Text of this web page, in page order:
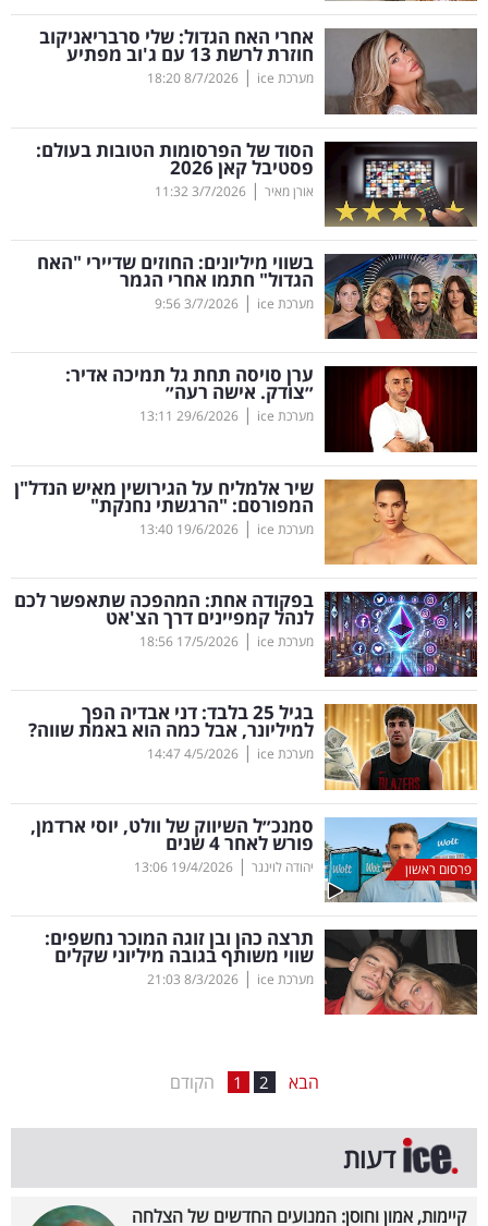
שיווק
ופרסום
משפט
מדדים
ומחקרים
דעות
רכילות
עסקית
קריפטו
ויראלי
טלוויזיה
עסקי
ספורט
קריירה
ולימודים
מינויים
רייטינג
רכב
בריאות
תרבות
ופנאי
תיירות
המילון
הכלכלי
פודקאסט
אחרי האח הגדול: שלי סרבריאניקוב
חוזרת לרשת 13 עם ג'וב מפתיע
מערכת ice |
8/7/2026
18:20
הסוד של הפרסומות הטובות בעולם:
פסטיבל קאן 2026
אורן מאיר |
3/7/2026
11:32
בשווי מיליונים: החוזים שדיירי "האח
הגדול" חתמו אחרי הגמר
מערכת ice |
3/7/2026
9:56
ערן סויסה תחת גל תמיכה אדיר:
״צודק. אישה רעה״
מערכת ice |
29/6/2026
13:11
שיר אלמליח על הגירושין מאיש הנדל"ן
המפורסם: "הרגשתי נחנקת"
מערכת ice |
19/6/2026
13:40
בפקודה אחת: המהפכה שתאפשר לכם
לנהל קמפיינים דרך הצ'אט
מערכת ice |
17/5/2026
18:56
בגיל 25 בלבד: דני אבדיה הפך
למיליונר, אבל כמה הוא באמת שווה?
מערכת ice |
4/5/2026
14:47
פרסום ראשון
סמנכ״ל השיווק של וולט, יוסי ארדמן,
פורש לאחר 4 שנים
יהודה לוינגר |
19/4/2026
13:06
תרצה כהן ובן זוגה המוכר נחשפים:
שווי משותף בגובה מיליוני שקלים
מערכת ice |
8/3/2026
21:03
הקודם 1 2 הבא
דעות
קיימות, אמון וחוסן: המנועים החדשים של הצלחה